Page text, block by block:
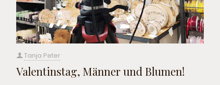
Tanja Peter
Valentinstag, Männer und Blumen!